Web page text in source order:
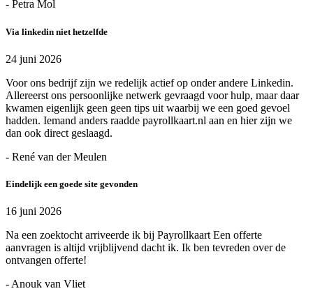
- Petra Mol
Via linkedin niet hetzelfde
24 juni 2026
Voor ons bedrijf zijn we redelijk actief op onder andere Linkedin.
Allereerst ons persoonlijke netwerk gevraagd voor hulp, maar daar
kwamen eigenlijk geen geen tips uit waarbij we een goed gevoel
hadden. Iemand anders raadde payrollkaart.nl aan en hier zijn we
dan ook direct geslaagd.
- René van der Meulen
Eindelijk een goede site gevonden
16 juni 2026
Na een zoektocht arriveerde ik bij Payrollkaart Een offerte
aanvragen is altijd vrijblijvend dacht ik. Ik ben tevreden over de
ontvangen offerte!
- Anouk van Vliet